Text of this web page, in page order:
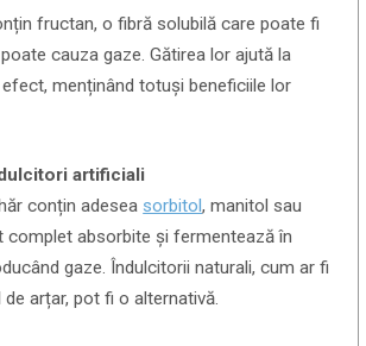
fructan, o fibră solubilă care poate fi
cauza gaze. Gătirea lor ajută la
menținând totuși beneficiile lor
artificiali
conțin adesea sorbitol, manitol sau
complet absorbite și fermentează în
gaze. Îndulcitorii naturali, cum ar fi
arțar, pot fi o alternativă.